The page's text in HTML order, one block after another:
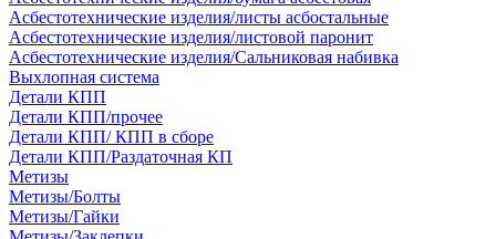
Асбестотехнические изделия/листы асбостальные
Асбестотехнические изделия/листовой паронит
Асбестотехнические изделия/Сальниковая набивка
Выхлопная система
Детали КПП
Детали КПП/прочее
Детали КПП/ КПП в сборе
Детали КПП/Раздаточная КП
Метизы
Метизы/Болты
Метизы/Гайки